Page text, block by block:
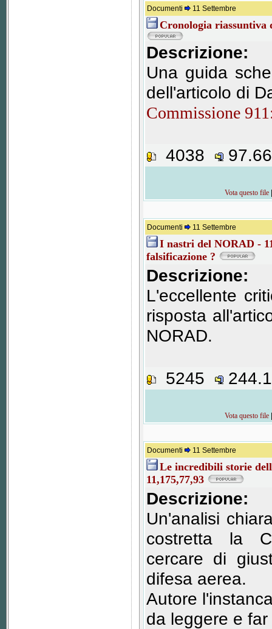
Documenti 11 Settembre
Cronologia riassuntiva
Descrizione:
Una guida
dell'articolo di
Commissione
4038
Vota questo file
Documenti 11 Settembre
I nastri del NORAD -
falsificazione ?
Descrizione:
L'eccellente
risposta
NORAD.
5245
Vota questo file
Documenti 11 Settembre
Le incredibili storie
11,175,77,93
Descrizione:
Un'analisi
costretta la
cercare di
difesa aerea.
Autore
da leggere e